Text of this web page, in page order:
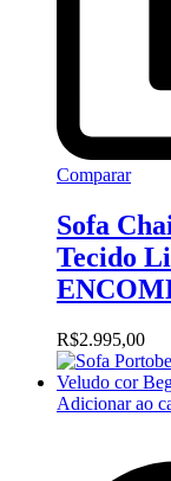
Comparar
Sofa
Tecido
R$2.995,00
Adicionar ao